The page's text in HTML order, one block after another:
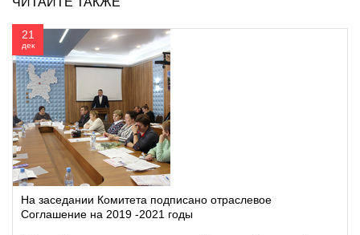
21
дек
На заседании Комитета подписано отраслевое
Соглашение на 2019 -2021 годы